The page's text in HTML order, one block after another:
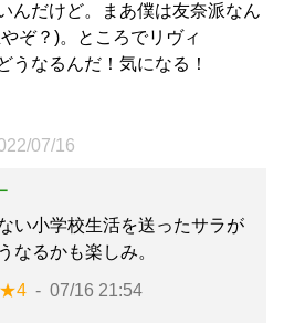
んだけど。まあ僕は友奈派なん
ぞ？)。ところでリヴィ
なるんだ！気になる！
07/16
い小学校生活を送ったサラが
なるかも楽しみ。
★4 07/16 21:54